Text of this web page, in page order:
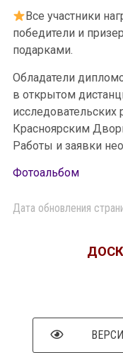
Все участники
победители и
подарками.
Обладатели
в открытом
исследовательских
Красноярским
Работы и заявки
Фотоальбом
Дата обновления